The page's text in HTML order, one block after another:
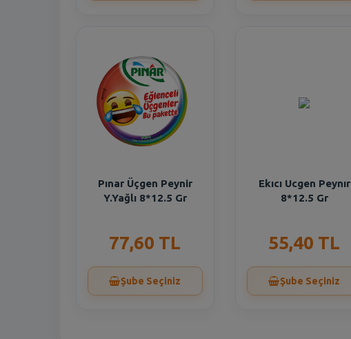
Pınar Üçgen Peynir
Y.Yağlı 8*12.5 Gr
77,60 TL
Şube Seçiniz
Ekıcı Ucgen Peynır
8*12.5 Gr
55,40 TL
Şube Seçiniz